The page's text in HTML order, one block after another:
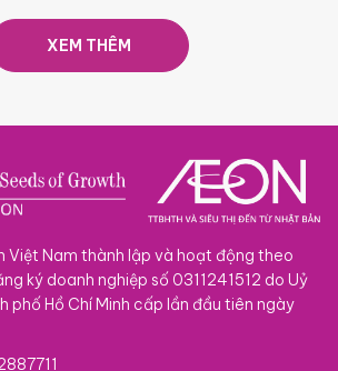
XEM THÊM
Việt Nam thành lập và hoạt động theo
ký doanh nghiệp số 0311241512 do Uỷ
phố Hồ Chí Minh cấp lần đầu tiên ngày